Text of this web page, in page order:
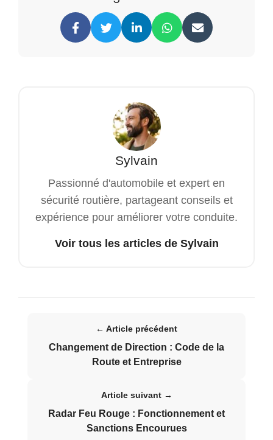
Sylvain
Passionné d'automobile et expert en
sécurité routière, partageant conseils et
expérience pour améliorer votre conduite.
Voir tous les articles de Sylvain
← Article précédent
Changement de Direction : Code de la
Route et Entreprise
Article suivant →
Radar Feu Rouge : Fonctionnement et
Sanctions Encourues